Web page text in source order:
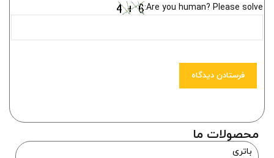
محصولات ما
باتری
Are you human? Please solve: